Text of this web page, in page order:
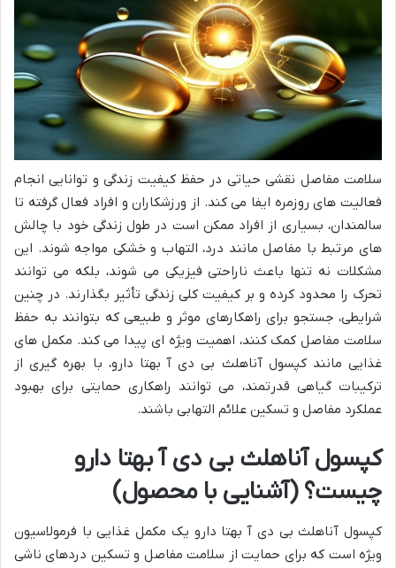
سلامت مفاصل نقشی حیاتی در حفظ کیفیت زندگی و توانایی انجام
فعالیت های روزمره ایفا می کند. از ورزشکاران و افراد فعال گرفته تا
سالمندان، بسیاری از افراد ممکن است در طول زندگی خود با چالش
های مرتبط با مفاصل مانند درد، التهاب و خشکی مواجه شوند. این
مشکلات نه تنها باعث ناراحتی فیزیکی می شوند، بلکه می توانند
تحرک را محدود کرده و بر کیفیت کلی زندگی تأثیر بگذارند. در چنین
شرایطی، جستجو برای راهکارهای موثر و طبیعی که بتوانند به حفظ
سلامت مفاصل کمک کنند، اهمیت ویژه ای پیدا می کند. مکمل های
غذایی مانند کپسول آناهلث بی دی آ بهتا دارو، با بهره گیری از
ترکیبات گیاهی قدرتمند، می توانند راهکاری حمایتی برای بهبود
عملکرد مفاصل و تسکین علائم التهابی باشند.
کپسول آناهلث بی دی آ بهتا دارو
چیست؟ (آشنایی با محصول)
کپسول آناهلث بی دی آ بهتا دارو یک مکمل غذایی با فرمولاسیون
ویژه است که برای حمایت از سلامت مفاصل و تسکین دردهای ناشی